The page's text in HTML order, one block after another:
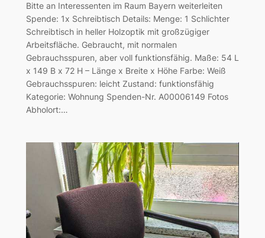
Bitte an Interessenten im Raum Bayern weiterleiten
Spende: 1x Schreibtisch Details: Menge: 1 Schlichter
Schreibtisch in heller Holzoptik mit großzügiger
Arbeitsfläche. Gebraucht, mit normalen
Gebrauchsspuren, aber voll funktionsfähig. Maße: 54 L
x 149 B x 72 H – Länge x Breite x Höhe Farbe: Weiß
Gebrauchsspuren: leicht Zustand: funktionsfähig
Kategorie: Wohnung Spenden-Nr. A00006149 Fotos
Abholort:…